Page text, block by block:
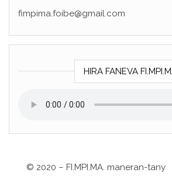
fimpima.foibe@gmail.com
HIRA FANEVA
© 2020 – FI.MPI.MA. maneran-tany